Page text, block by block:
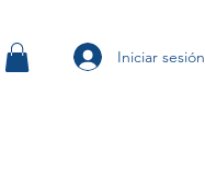
Iniciar sesión